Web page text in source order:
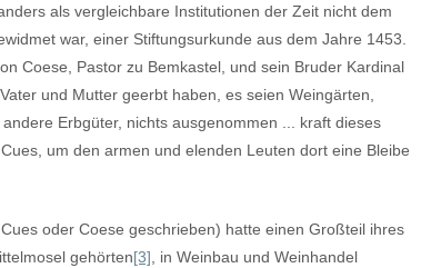
als vergleichbare Institutionen der Zeit nicht dem
war, einer Stiftungsurkunde aus dem Jahre 1453.
Coese, Pastor zu Bemkastel, und sein Bruder Kardinal
und Mutter geerbt haben, es seien Weingärten,
Erbgüter, nichts ausgenommen ... kraft dieses
um den armen und elenden Leuten dort eine Bleibe
oder Coese geschrieben) hatte einen Großteil ihres
gehörten[3], in Weinbau und Weinhandel